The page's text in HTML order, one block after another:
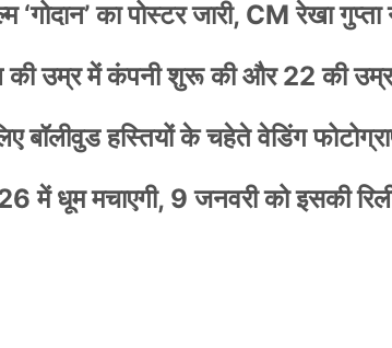
‘गोदान’ का पोस्टर जारी, CM रेखा
की उम्र में कंपनी शुरू की और 22 की
बॉलीवुड हस्तियों के चहेते वेडिंग
में धूम मचाएगी, 9 जनवरी को इसकी